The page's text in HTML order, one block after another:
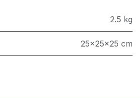
2.5 kg
25x25x25 cm